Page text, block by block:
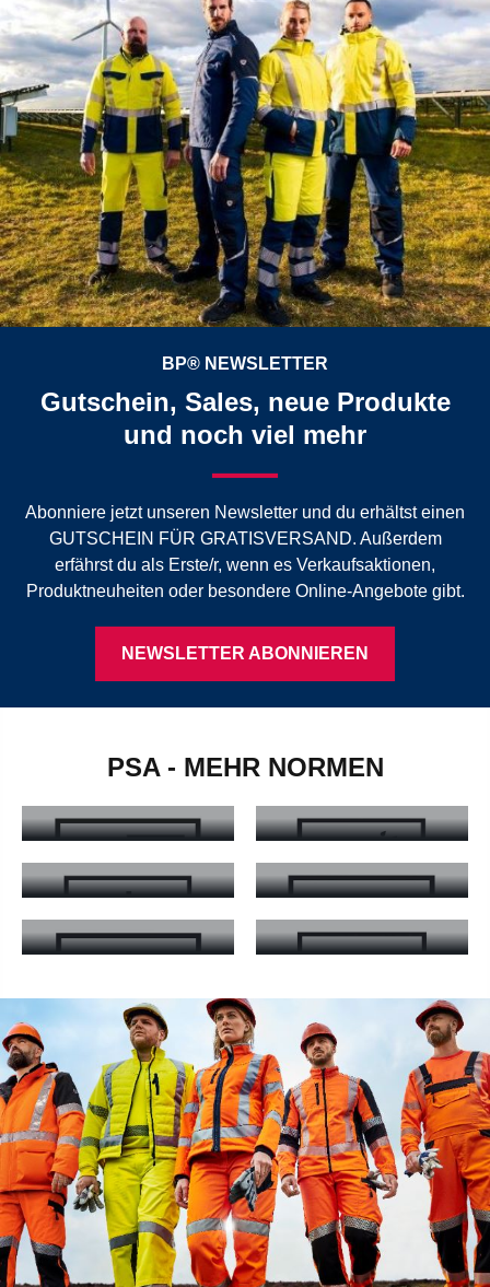
BP® NEWSLETTER
Gutschein, Sales, neue Produkte
und noch viel mehr
Abonniere jetzt unseren Newsletter und du erhältst einen
GUTSCHEIN FÜR GRATISVERSAND. Außerdem
erfährst du als Erste/r, wenn es Verkaufsaktionen,
Produktneuheiten oder besondere Online-Angebote gibt.
NEWSLETTER ABONNIEREN
PSA - MEHR NORMEN
EN ISO 11611 - mehr erfahren EN 343 - mehr erfahren
EN 14058
EN 14058 - mehr erfahren
EN ISO 11612
EN ISO 11612 - mehr erfahren
EN ISO 20471
EN ISO 20471 - mehr erfahren
EN 14404
EN 14404 - mehr erfahren